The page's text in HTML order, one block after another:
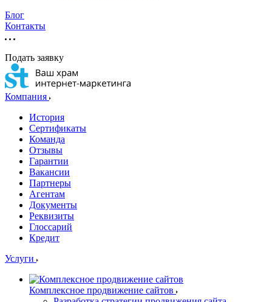
Блог
Контакты
Подать заявку
Компания
История
Сертификаты
Команда
Отзывы
Гарантии
Вакансии
Партнеры
Агентам
Документы
Реквизиты
Глоссарий
Кредит
Услуги
Комплексное продвижение сайтов